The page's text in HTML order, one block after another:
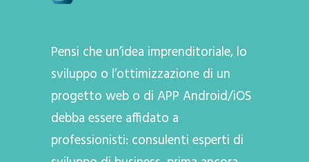
Pensi che un’idea imprenditoriale, lo
sviluppo o l’ottimizzazione di un
progetto web o di APP Android/iOS
debba essere affidato a
professionisti: consulenti esperti di